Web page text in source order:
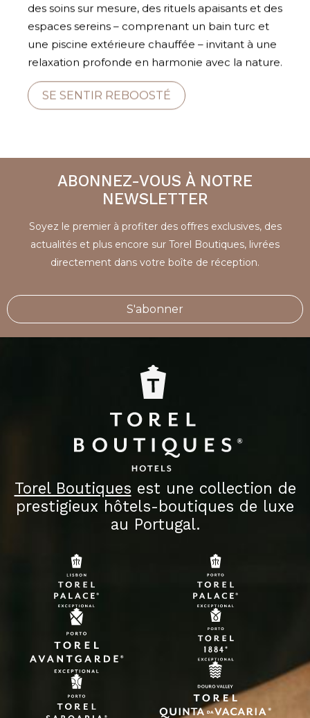
des soins sur mesure, des rituels apaisants et des
espaces sereins – comprenant un bain turc et
une piscine extérieure chauffée – invitant à une
relaxation profonde en harmonie avec la nature.
SE SENTIR REBOOSTÉ
ABONNEZ-VOUS À NOTRE
NEWSLETTER
Soyez le premier à profiter des offres exclusives, des
actualités et plus encore sur Torel Boutiques, livrées
directement dans votre boîte de réception.
S'abonner
Torel Boutiques est une collection de
prestigieux hôtels-boutiques de luxe
au Portugal.